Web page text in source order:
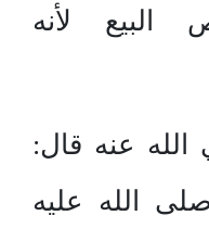
البيع لأنه
عنه قال:
الله عليه